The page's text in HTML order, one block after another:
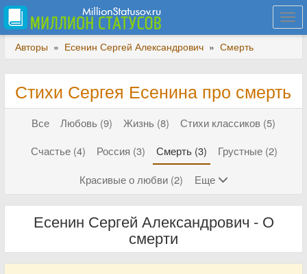
Авторы » Есенин Сергей Александрович » Смерть
Стихи Сергея Есенина про смерть
Все Любовь (9) Жизнь (8)
Стихи классиков (5)
Счастье (4)
Россия (3) Смерть (3)
Грустные (2)
Красивые о любви (2)
Еще
Есенин Сергей Александрович - О
смерти